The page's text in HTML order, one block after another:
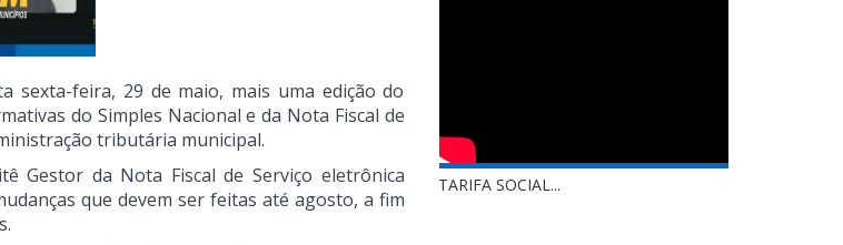
sexta-feira, 29 de maio, mais uma edição do
do Simples Nacional e da Nota Fiscal de
tributária municipal.
Gestor da Nota Fiscal de Serviço eletrônica
que devem ser feitas até agosto, a fim
TARIFA SOCIAL...